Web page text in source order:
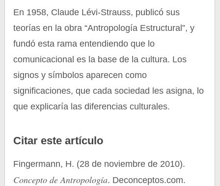
En 1958, Claude Lévi-Strauss, publicó sus
teorías en la obra “Antropología Estructural”, y
fundó esta rama entendiendo que lo
comunicacional es la base de la cultura. Los
signos y símbolos aparecen como
significaciones, que cada sociedad les asigna, lo
que explicaría las diferencias culturales.
Citar este artículo
Fingermann, H. (28 de noviembre de 2010).
Concepto de Antropología. Deconceptos.com.